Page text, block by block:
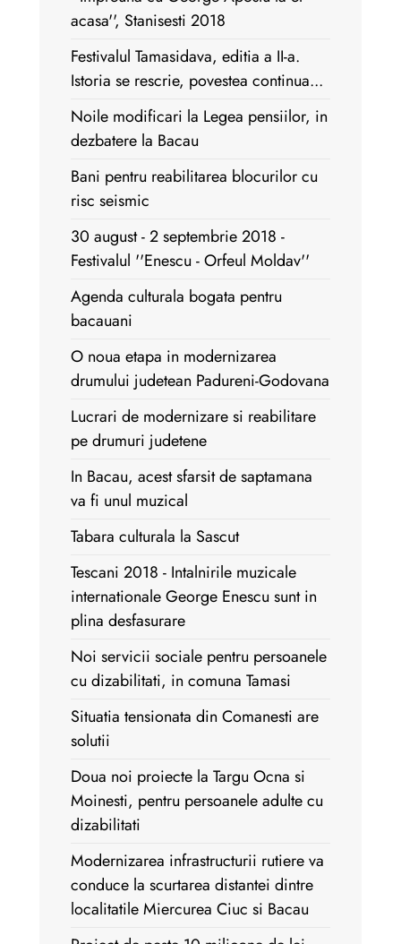
acasa'', Stanisesti 2018
Festivalul Tamasidava, editia a II-a.
Istoria se rescrie, povestea continua...
Noile modificari la Legea pensiilor, in
dezbatere la Bacau
Bani pentru reabilitarea blocurilor cu
risc seismic
30 august - 2 septembrie 2018 -
Festivalul ''Enescu - Orfeul Moldav''
Agenda culturala bogata pentru
bacauani
O noua etapa in modernizarea
drumului judetean Padureni-Godovana
Lucrari de modernizare si reabilitare
pe drumuri judetene
In Bacau, acest sfarsit de saptamana
va fi unul muzical
Tabara culturala la Sascut
Tescani 2018 - Intalnirile muzicale
internationale George Enescu sunt in
plina desfasurare
Noi servicii sociale pentru persoanele
cu dizabilitati, in comuna Tamasi
Situatia tensionata din Comanesti are
solutii
Doua noi proiecte la Targu Ocna si
Moinesti, pentru persoanele adulte cu
dizabilitati
Modernizarea infrastructurii rutiere va
conduce la scurtarea distantei dintre
localitatile Miercurea Ciuc si Bacau